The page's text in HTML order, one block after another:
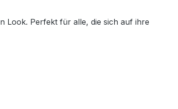
Look. Perfekt für alle, die sich auf ihre